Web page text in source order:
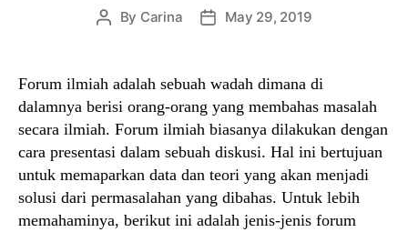
Post
By Carina
PostMay 29, 2019
Forum ilmiah adalah sebuah wadah dimana di
dalamnya berisi orang-orang yang membahas masalah
secara ilmiah. Forum ilmiah biasanya dilakukan dengan
cara presentasi dalam sebuah diskusi. Hal ini bertujuan
untuk memaparkan data dan teori yang akan menjadi
solusi dari permasalahan yang dibahas. Untuk lebih
memahaminya, berikut ini adalah jenis-jenis forum